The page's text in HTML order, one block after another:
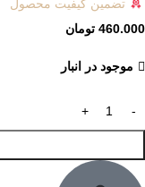
تضمین کیفیت محصول
460.000 تومان
موجود در انبار